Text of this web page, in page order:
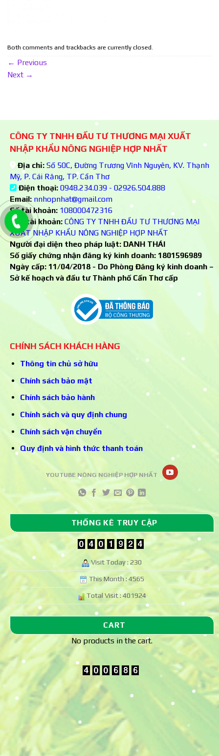
Both comments and trackbacks are currently closed.
← Previous
Next →
CÔNG TY TNHH ĐẦU TƯ THƯƠNG MẠI XUẤT
NHẬP KHẨU NÔNG NGHIỆP HỢP NHẤT
Địa chỉ:Số 50C, Đường Trương Vĩnh Nguyên, KV. Thạnh
Mỹ, P. Cái Răng, TP. Cần Thơ
Điện thoại: 0948.234.039 - 02926.504.888
Email: nnhopnhat@gmail.com
Số tài khoản: 108000472316
Chủ tài khoản: CÔNG TY TNHH ĐẦU TƯ THƯƠNG MẠI
XUẤT NHẬP KHẨU NÔNG NGHIỆP HỢP NHẤT
Người đại diện theo pháp luật: DANH THÁI
Số giấy chứng nhận đăng ký kinh doanh: 1801596989
Ngày cấp: 11/04/2018 - Do Phòng Đăng ký kinh doanh –
Sở kế hoạch và đầu tư Thành phố Cần Thơ cấp
CHÍNH SÁCH KHÁCH HÀNG
Thông tin chủ sở hữu
Chính sách bảo mật
Chính sách bảo hành
Chính sách và quy định chung
Chính sách vận chuyển
Quy định và hình thức thanh toán
YOUTUBE NÔNG NGHIỆP HỢP NHẤT
THỐNG KÊ TRUY CẬP
Visit Today : 230
This Month : 4565
Total Visit : 401924
CART
No products in the cart.